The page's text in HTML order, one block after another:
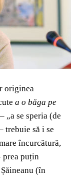
originea
a o băga pe
„a se speria (de
trebuie să i se
încurcătură,
prea puțin
(în